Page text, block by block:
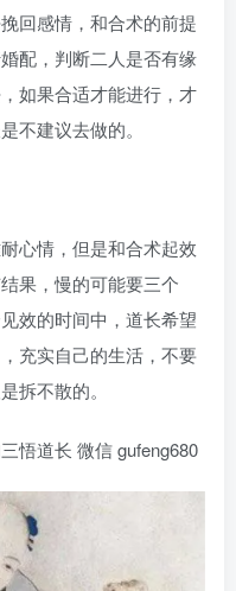
回感情，和合术的前提
配，判断二人是否有缘
如果合适才能进行，才
不建议去做的。
心情，但是和合术起效
果，慢的可能要三个
效的时间中，道长希望
充实自己的生活，不要
拆不散的。
悟道长 微信 gufeng680